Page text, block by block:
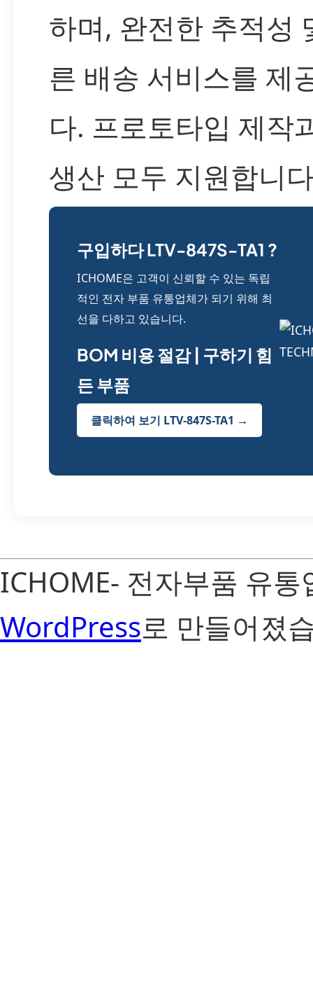
하며, 완전한 추적성
른 배송 서비스를 제
다. 프로토타입 제작
생산 모두 지원합니
구입하다 LTV-847S-TA1 ?
ICHOME은 고객이 신뢰할 수 있는 독립
적인 전자 부품 유통업체가 되기 위해 최
선을 다하고 있습니다.
BOM 비용 절감 | 구하기 힘
든 부품
클릭하여 보기 LTV-847S-TA1 →
ICHOME- 전자부품 유
WordPress로 만들어졌